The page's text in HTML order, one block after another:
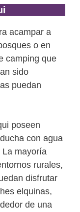
acampar a
o en
camping que
sido
puedan
poseen
con agua
La mayoría
rurales,
disfrutar
elquinas,
de una